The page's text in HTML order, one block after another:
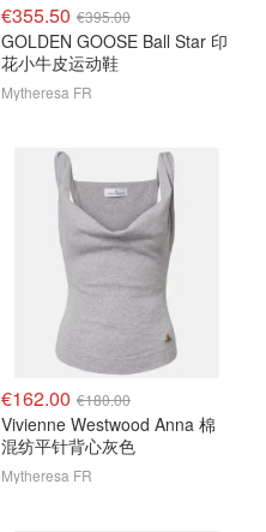
€355.50 €395.00
GOLDEN GOOSE Ball Star 印
花小牛皮运动鞋
Mytheresa FR
€162.00 €180.00
Vivienne Westwood Anna 棉
混纺平针背心灰色
Mytheresa FR